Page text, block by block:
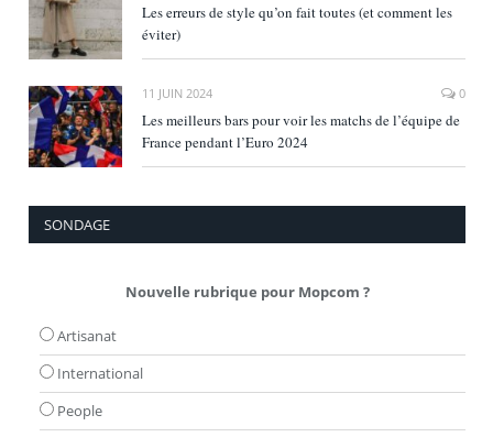
Les erreurs de style qu’on fait toutes (et comment les
éviter)
11 JUIN 2024 0
Les meilleurs bars pour voir les matchs de l’équipe de
France pendant l’Euro 2024
SONDAGE
Nouvelle rubrique pour Mopcom ?
Artisanat
International
People